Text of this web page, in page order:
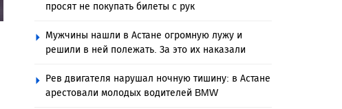
просят не покупать билеты с рук
Мужчины нашли в Астане огромную лужу и
решили в ней полежать. За это их наказали
Рев двигателя нарушал ночную тишину: в Астане
арестовали молодых водителей BMW